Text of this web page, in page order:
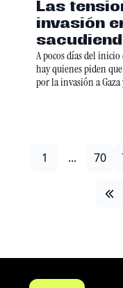
Las
invasión
Juegos
A pocos días del inicio
hay quienes piden
por la invasión a
1 ... 70